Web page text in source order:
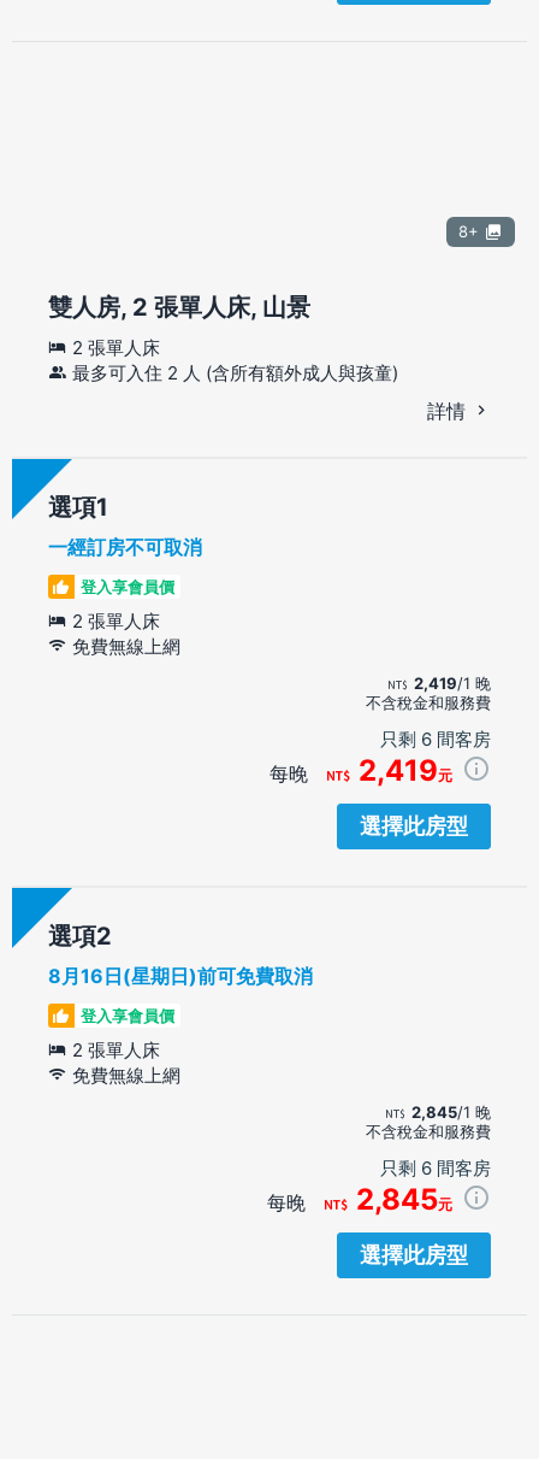
8+
雙人房, 2 張單人床, 山景
2 張單人床
最多可入住 2 人 (含所有額外成人與孩童)
詳情
選項
一經訂房不可取消
登入享會員價
2 張單人床
免費無線上網
2,419/1 晚
不含稅金和服務費
只剩 6 間客房
每晚 2,419元
選擇此房型
選項
8月16日(星期日)前可免費取消
登入享會員價
2 張單人床
免費無線上網
2,845/1 晚
不含稅金和服務費
只剩 6 間客房
每晚 2,845元
選擇此房型